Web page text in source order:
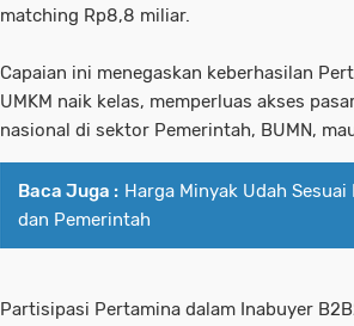
matching Rp8,8 miliar.
Capaian ini menegaskan keberhasilan
UMKM naik kelas, memperluas akses
nasional di sektor Pemerintah, BUMN,
Baca Juga : Harga Minyak Udah
dan Pemerintah
Partisipasi Pertamina dalam Inabuyer